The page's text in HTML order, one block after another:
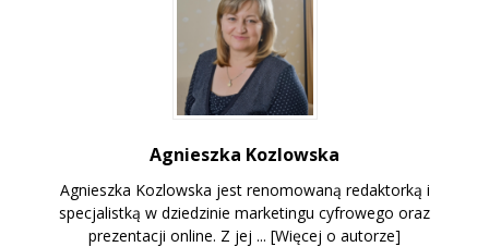
Agnieszka Kozlowska
Agnieszka Kozlowska jest renomowaną redaktorką i
specjalistką w dziedzinie marketingu cyfrowego oraz
prezentacji online. Z jej ... [Więcej o autorze]